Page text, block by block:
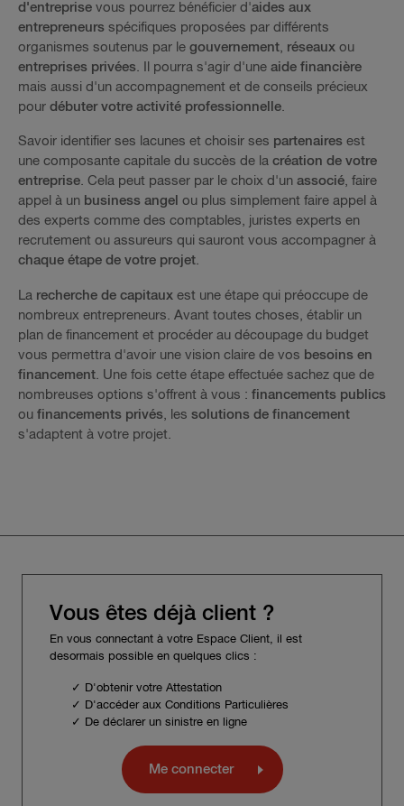
d'entreprise vous pourrez bénéficier d'aides aux
entrepreneurs spécifiques proposées par différents
organismes soutenus par le gouvernement, réseaux ou
entreprises privées. Il pourra s'agir d'une aide financière
mais aussi d'un accompagnement et de conseils précieux
pour débuter votre activité professionnelle.
Savoir identifier ses lacunes et choisir ses partenaires est
une composante capitale du succès de la création de votre
entreprise. Cela peut passer par le choix d'un associé, faire
appel à un business angel ou plus simplement faire appel à
des experts comme des comptables, juristes experts en
recrutement ou assureurs qui sauront vous accompagner à
chaque étape de votre projet.
La recherche de capitaux est une étape qui préoccupe de
nombreux entrepreneurs. Avant toutes choses, établir un
plan de financement et procéder au découpage du budget
vous permettra d'avoir une vision claire de vos besoins en
financement . Une fois cette étape effectuée sachez que de
nombreuses options s'offrent à vous : financements publics
ou financements privés , les solutions de financement
s'adaptent à votre projet.
Vous êtes déjà client ?
En vous connectant à votre Espace Client, il est
desormais possible en quelques clics :
✓ D'obtenir votre Attestation
✓ D'accéder aux Conditions Particulières
✓ De déclarer un sinistre en ligne
Me connecter